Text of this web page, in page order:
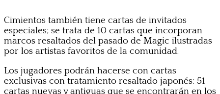
Cimientos también tiene cartas de invitados
especiales; se trata de 10 cartas que incorporan
marcos resaltados del pasado de Magic ilustradas
por los artistas favoritos de la comunidad.
Los jugadores podrán hacerse con cartas
exclusivas con tratamiento resaltado japonés: 51
cartas nuevas y antiguas que se encontrarán en los